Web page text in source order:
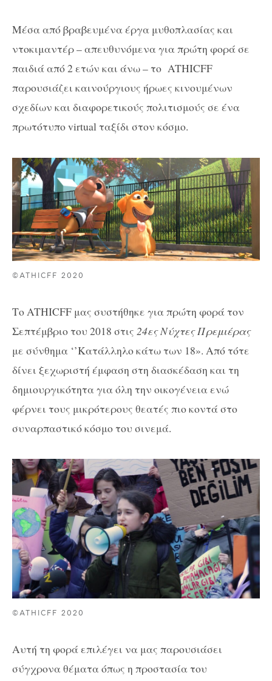
Μέσα από βραβευμένα έργα μυθοπλασίας και
ντοκιμαντέρ – απευθυνόμενα για πρώτη φορά σε
παιδιά από 2 ετών και άνω – το ATHICFF
παρουσιάζει καινούργιους ήρωες κινουμένων
σχεδίων και διαφορετικούς πολιτισμούς σε ένα
πρωτότυπο virtual ταξίδι στον κόσμο.
©ATHICFF 2020
ΤοATHICFF μας συστήθηκε για πρώτη φορά τον
Σεπτέμβριο του 2018 στις 24εςΝύχτες Πρεμιέρας
με σύνθημα ‘’Κατάλληλο κάτω των 18». Από τότε
δίνει ξεχωριστή έμφαση στη διασκέδαση και τη
δημιουργικότητα για όλη την οικογένεια ενώ
φέρνει τους μικρότερους θεατές πιο κοντά στο
συναρπαστικό κόσμο του σινεμά.
©ATHICFF 2020
Αυτή τη φορά επιλέγει να μας παρουσιάσει
σύγχρονα θέματα όπως η προστασία του